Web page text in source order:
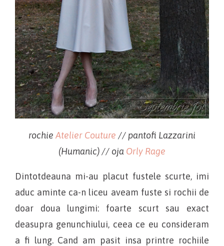
rochie Atelier Couture // pantofi Lazzarini
(Humanic) // oja Orly Rage
Dintotdeauna mi-au placut fustele scurte, imi
aduc aminte ca-n liceu aveam fuste si rochii de
doar doua lungimi: foarte scurt sau exact
deasupra genunchiului, ceea ce eu consideram
a fi lung. Cand am pasit insa printre rochiile